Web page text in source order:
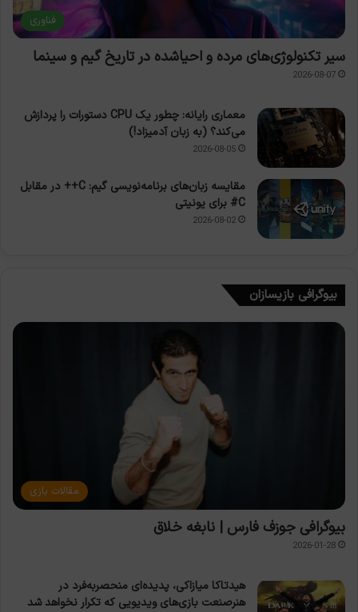
فناوری
سیر تکنولوژی‌های مرده و احیاشده در تاریخ گیم و سینما
2026-08-07
معماری رایانه: چطور یک CPU دستورات را پردازش
می‌کند؟ (به زبان آدمیزاد!)
2026-08-05
مقایسه زبان‌های برنامه‌نویسی گیم: C++ در مقابل
C# برای یونیتی
2026-08-02
بیوگرافی بازیسازان
مقالات بازی
بیوگرافی جوزف فارس | نابغه خلاق
2026-01-28
هیدتاکا میازاکی، پدیده‌ای منحصربه‌فرد در
هنرصنعت بازی‌های ویدیویی که تکرار نخواهد شد